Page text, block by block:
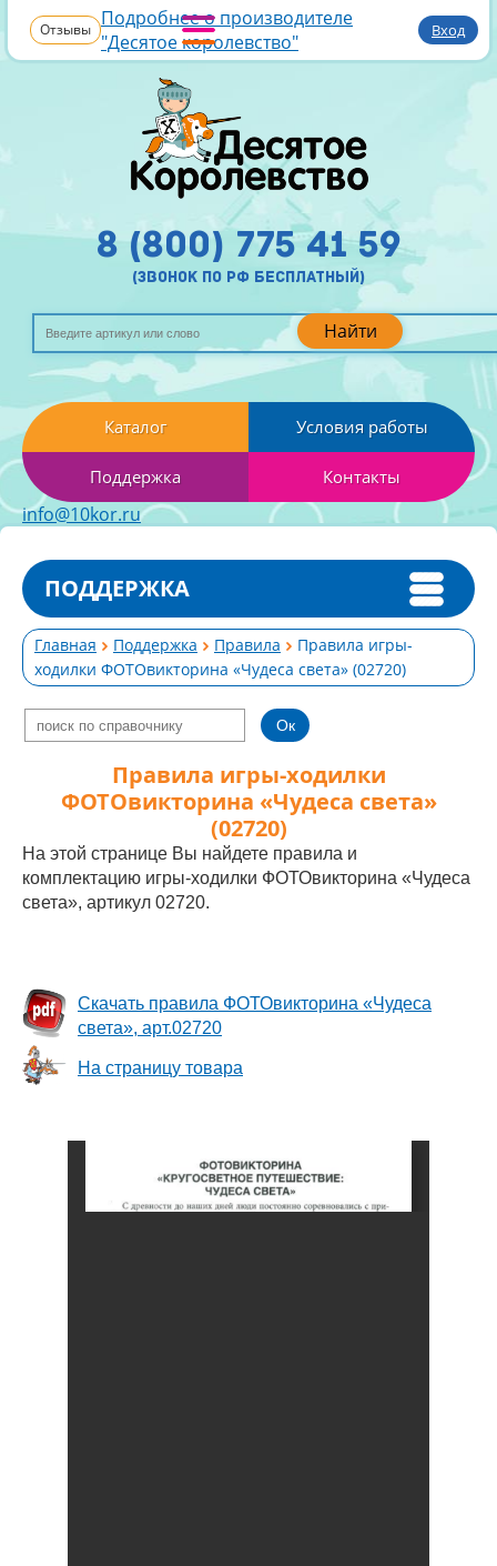
Отзывы Подробнее о производителе
"Десятое королевство"
Вход
Найти
8 (800) 775 41 59
(звонок по рф бесплатный)
Каталог Условия работы
Поддержка Контакты
info@10kor.ru
ПОДДЕРЖКА
Главная Поддержка Правила
Правила игры-
ходилки ФОТОвикторина «Чудеса света» (02720)
Правила игры-ходилки
ФОТОвикторина «Чудеса света»
(02720)
На этой странице Вы найдете правила и
комплектацию игры-ходилки ФОТОвикторина «Чудеса
света», артикул 02720.
Скачать правила ФОТОвикторина «Чудеса
света», арт.02720
На страницу товара